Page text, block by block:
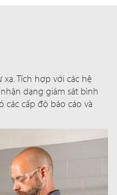
Tích hợp với các hệ
dạng giám sát bình
các cấp độ báo cáo và